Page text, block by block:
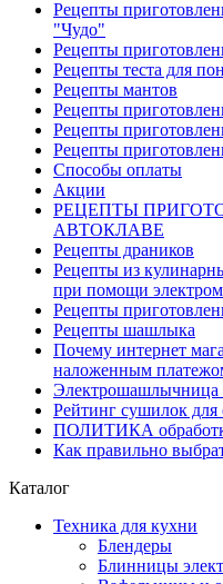
Рецепты
"Чудо"
Рецепты
Рецепты теста для
Рецепты мантов
Рецепты
Рецепты
Рецепты
Способы оплаты
Акции
РЕЦЕПТЫ
АВТОКЛАВЕ
Рецепты драников
Рецепты из
при помощи
Рецепты
Рецепты шашлыка
Почему интернет
наложенным
Электрошашлычница
Рейтинг сушилок
ПОЛИТИКА
Как правильно
Каталог
Техника для кухни
Блендеры
Блинницы